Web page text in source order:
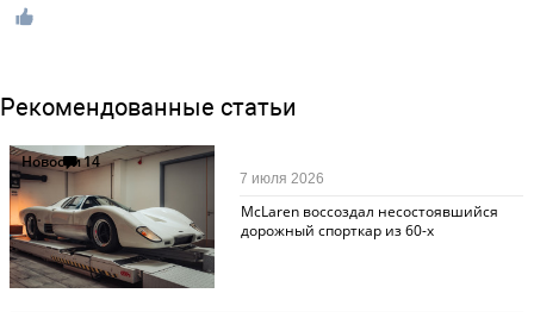
Рекомендованные статьи
Новости14
McLaren воссоздал несостоявшийся
дорожный спорткар из 60-х
7 июля 2026